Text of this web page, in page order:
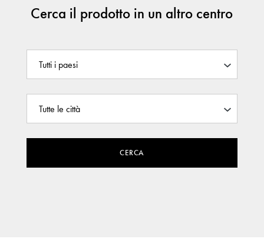
Cerca il prodotto in un altro centro
CERCA